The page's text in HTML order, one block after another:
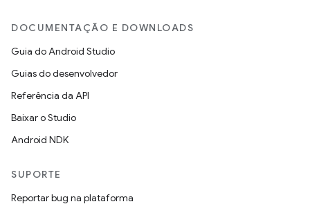
DOCUMENTAÇÃO E DOWNLOADS
Guia do Android Studio
Guias do desenvolvedor
Referência da API
Baixar o Studio
Android NDK
SUPORTE
Reportar bug na plataforma